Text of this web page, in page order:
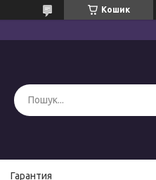
Кошик
Гарантия